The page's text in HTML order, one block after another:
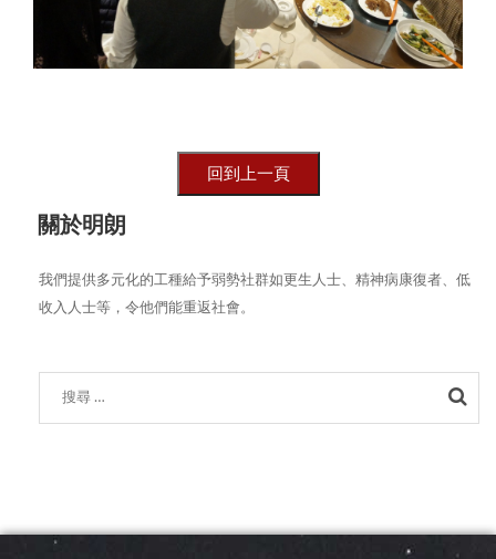
關於明朗
我們提供多元化的工種給予弱勢社群如更生人士、精神病康復者、低
收入人士等，令他們能重返社會。